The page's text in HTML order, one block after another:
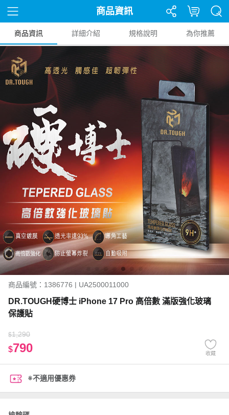
商品資訊
商品資訊 詳細介紹 規格說明 為你推薦
商品編號：1386776 | UA2500011000
DR.TOUGH硬博士 iPhone 17 Pro 高倍數 滿版強化玻璃
保護貼
$1,290
$790 收藏
※不適用優惠券